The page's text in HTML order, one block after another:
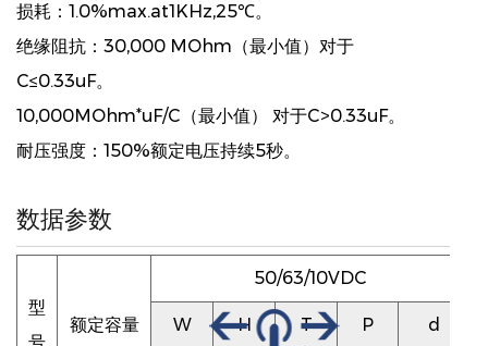
损耗：1.0%max.at1KHz,25℃。
绝缘阻抗：30,000 MOhm（最小值）对于
C≤0.33uF。
10,000MOhm*uF/C（最小值） 对于C>0.33uF。
耐压强度：150%额定电压持续5秒。
数据参数
型
额定容量
50/63/10VDC
W H T P d